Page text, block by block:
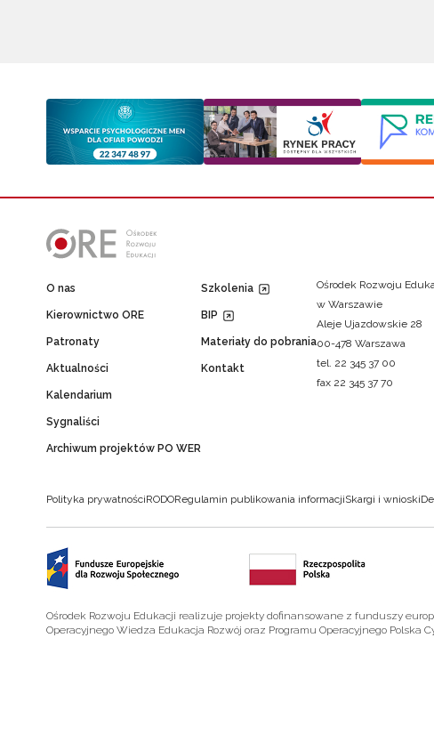
O nas
Kierownictwo ORE
Patronaty
Aktualności
Kalendarium
Sygnaliści
Archiwum projektów PO WER
Szkolenia
BIP
Materiały do pobrania
Kontakt
Ośrodek Rozwoju
w Warszawie
Aleje Ujazdowskie 28
00-478 Warszawa
tel. 22 345 37 00
fax 22 345 37 70
Polityka prywatnościRODORegulamin publikowania informacjiSkargi i wnioski
Ośrodek Rozwoju Edukacji realizuje projekty dofinansowane z funduszy
Operacyjnego Wiedza Edukacja Rozwój oraz Programu Operacyjnego Polska